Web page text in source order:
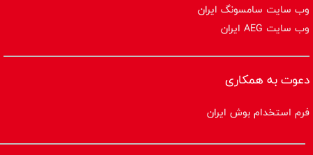
وب سایت سامسونگ ایران
وب سایت AEG ایران
دعوت به همکاری
فرم استخدام بوش ایران